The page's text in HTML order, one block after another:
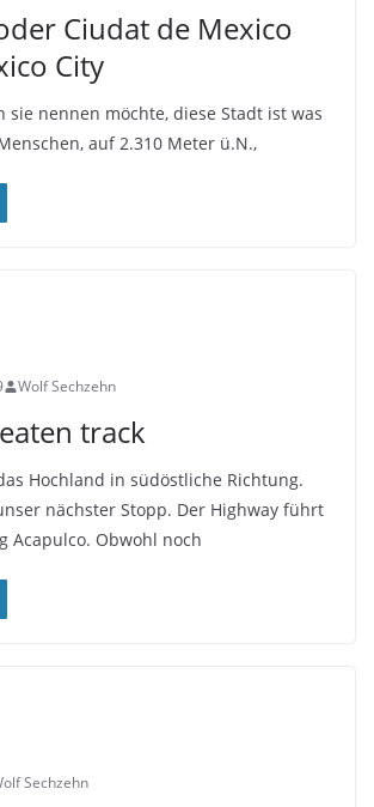
Ciudat de Mexico
City
sie nennen möchte, diese Stadt ist was
auf 2.310 Meter ü.N.,
Wolf Sechzehn
track
Hochland in südöstliche Richtung.
nächster Stopp. Der Highway führt
Acapulco. Obwohl noch
Sechzehn